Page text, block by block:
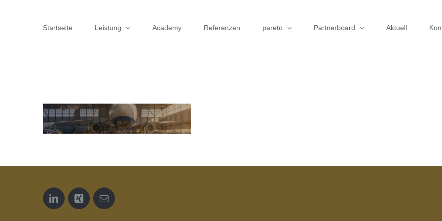
Startseite Leistung Academy Referenzen pareto Partnerboard Aktuell